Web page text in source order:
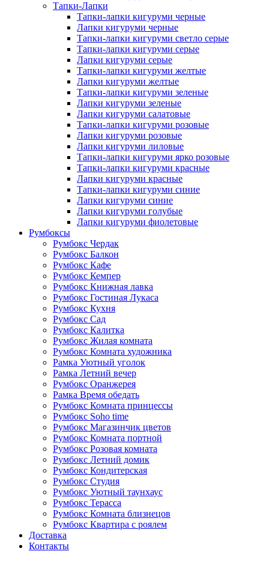
Тапки-Лапки
Тапки-лапки кигуруми черные
Лапки кигуруми черные
Тапки-лапки кигуруми светло серые
Тапки-лапки кигуруми серые
Лапки кигуруми серые
Тапки-лапки кигуруми желтые
Лапки кигуруми желтые
Тапки-лапки кигуруми зеленые
Лапки кигуруми зеленые
Лапки кигуруми салатовые
Тапки-лапки кигуруми розовые
Лапки кигуруми розовые
Лапки кигуруми лиловые
Тапки-лапки кигуруми ярко розовые
Тапки-лапки кигуруми красные
Лапки кигуруми красные
Тапки-лапки кигуруми синие
Лапки кигуруми синие
Лапки кигуруми голубые
Лапки кигуруми фиолетовые
Румбоксы
Румбокс Чердак
Румбокс Балкон
Румбокс Кафе
Румбокс Кемпер
Румбокс Книжная лавка
Румбокс Гостиная Лукаса
Румбокс Кухня
Румбокс Сад
Румбокс Калитка
Румбокс Жилая комната
Румбокс Комната художника
Рамка Уютный уголок
Рамка Летний вечер
Румбокс Оранжерея
Рамка Время обедать
Румбокс Комната принцессы
Румбокс Soho time
Румбокс Магазинчик цветов
Румбокс Комната портной
Румбокс Розовая комната
Румбокс Летний домик
Румбокс Кондитерская
Румбокс Студия
Румбокс Уютный таунхаус
Румбокс Терасса
Румбокс Комната близнецов
Румбокс Квартира с роялем
Доставка
Контакты